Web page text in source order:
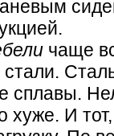
чаще
хуже. И